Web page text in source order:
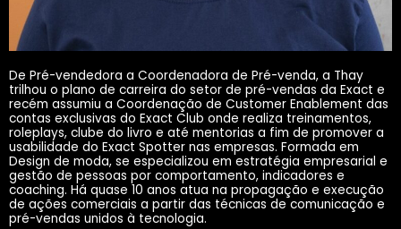
De Pré-vendedora a Coordenadora de Pré-venda, a Thay
trilhou o plano de carreira do setor de pré-vendas da Exact e
recém assumiu a Coordenação de Customer Enablement das
contas exclusivas do Exact Club onde realiza treinamentos,
roleplays, clube do livro e até mentorias a fim de promover a
usabilidade do Exact Spotter nas empresas. Formada em
Design de moda, se especializou em estratégia empresarial e
gestão de pessoas por comportamento, indicadores e
coaching. Há quase 10 anos atua na propagação e execução
de ações comerciais a partir das técnicas de comunicação e
pré-vendas unidos à tecnologia.